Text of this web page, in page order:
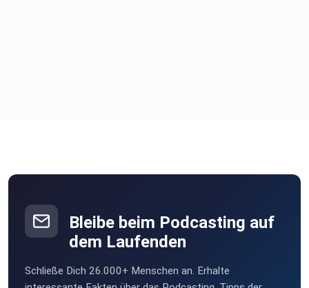
Bleibe beim Podcasting auf
dem Laufenden
Schließe Dich 26.000+ Menschen an. Erhalte